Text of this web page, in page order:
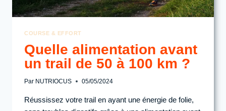
COURSE & EFFORT
Quelle alimentation avant
un trail de 50 à 100 km ?
Par NUTRIOCUS 05/05/2024
Réussissez votre trail en ayant une énergie de folie,